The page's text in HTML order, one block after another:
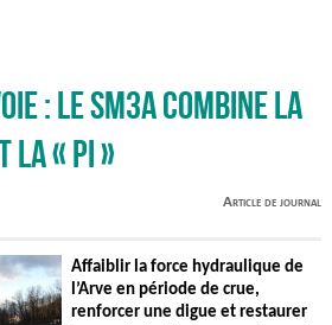
: le SM3A combine la
la « PI »
Article de journal
Affaiblir la force hydraulique de
l’Arve en période de crue,
renforcer une digue et restaurer